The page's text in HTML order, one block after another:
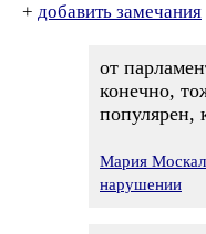
+ добавить замечания
от
конечно,
популярен,
Мария
нарушении